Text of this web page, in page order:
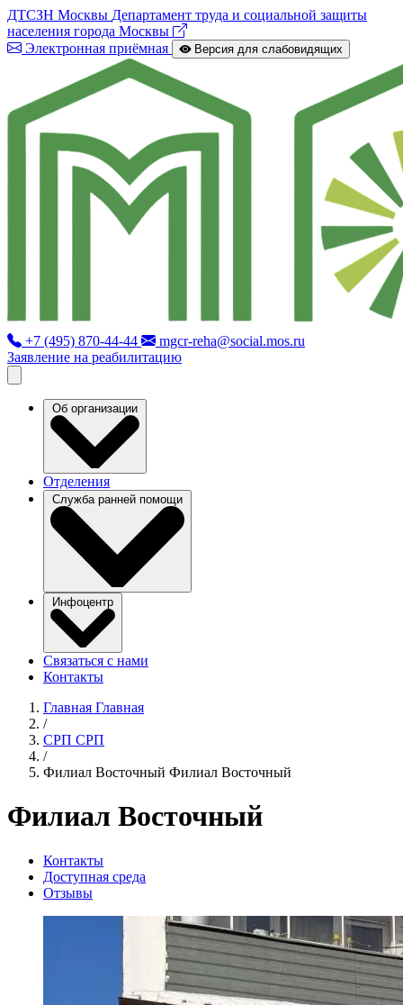
ДТСЗН Москвы Департамент труда и социальной защиты
населения города Москвы
Электронная приёмная
Версия для слабовидящих
+7 (495) 870-44-44
mgcr-reha@social.mos.ru
Заявление на реабилитацию
Об организации
Отделения
Служба ранней помощи
Инфоцентр
Связаться с нами
Контакты
Главная Главная
/
СРП СРП
/
Филиал Восточный Филиал Восточный
Филиал Восточный
Контакты
Доступная среда
Отзывы